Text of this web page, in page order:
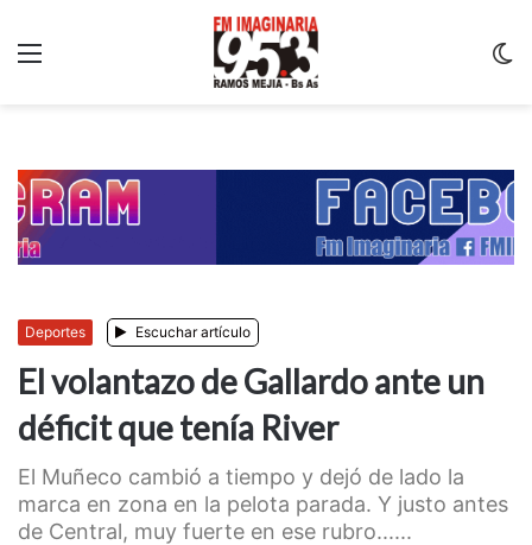
Deportes Escuchar artículo
El volantazo de Gallardo ante un
déficit que tenía River
El Muñeco cambió a tiempo y dejó de lado la
marca en zona en la pelota parada. Y justo antes
de Central, muy fuerte en ese rubro......